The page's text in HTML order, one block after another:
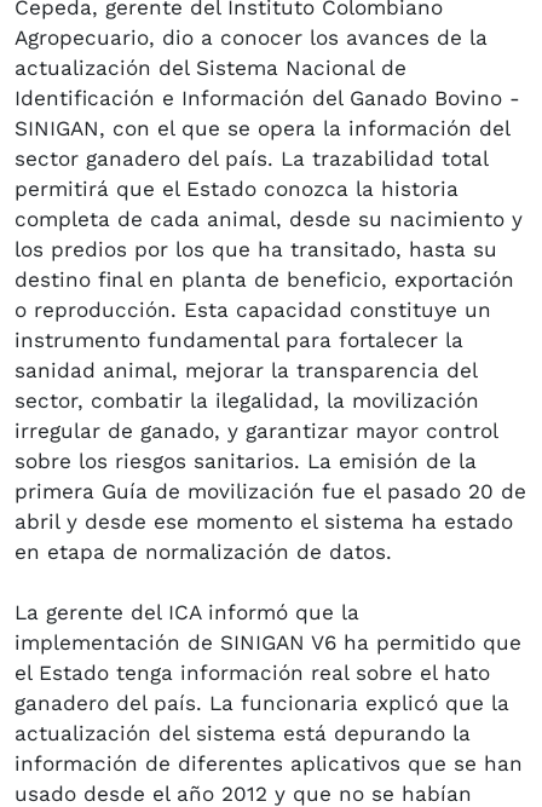
Cepeda, gerente del Instituto Colombiano
Agropecuario, dio a conocer los avances de la
actualización del Sistema Nacional de
Identificación e Información del Ganado Bovino -
SINIGAN, con el que se opera la información del
sector ganadero del país. La trazabilidad total
permitirá que el Estado conozca la historia
completa de cada animal, desde su nacimiento y
los predios por los que ha transitado, hasta su
destino final en planta de beneficio, exportación
o reproducción. Esta capacidad constituye un
instrumento fundamental para fortalecer la
sanidad animal, mejorar la transparencia del
sector, combatir la ilegalidad, la movilización
irregular de ganado, y garantizar mayor control
sobre los riesgos sanitarios. La emisión de la
primera Guía de movilización fue el pasado 20 de
abril y desde ese momento el sistema ha estado
en etapa de normalización de datos.
La gerente del ICA informó que la
implementación de SINIGAN V6 ha permitido que
el Estado tenga información real sobre el hato
ganadero del país. La funcionaria explicó que la
actualización del sistema está depurando la
información de diferentes aplicativos que se han
usado desde el año 2012 y que no se habían